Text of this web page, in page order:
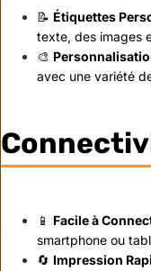
📝 Étiquettes
texte, des images
🎨
avec une variété
📱 Facile à
smartphone ou
🔄 Impression